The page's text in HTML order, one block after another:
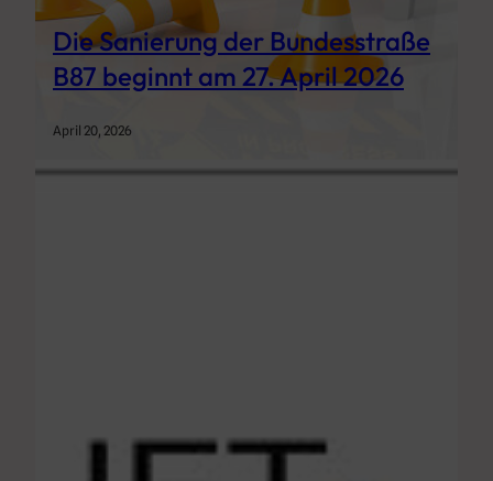
Die Sanierung der Bundesstraße
B87 beginnt am 27. April 2026
April 20, 2026